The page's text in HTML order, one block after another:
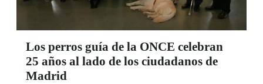
Los perros guía de la ONCE celebran
25 años al lado de los ciudadanos de
Madrid